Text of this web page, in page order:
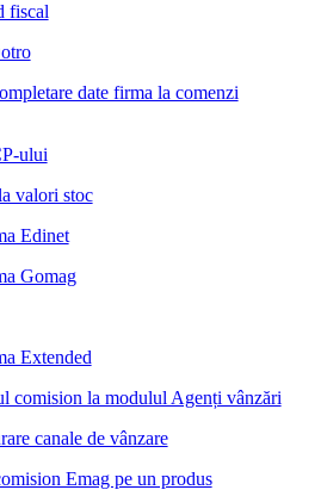
fiscal
date firma la comenzi
ului
valori stoc
Edinet
Gomag
Extended
comision la modulul Agenți vânzări
canale de vânzare
Emag pe un produs